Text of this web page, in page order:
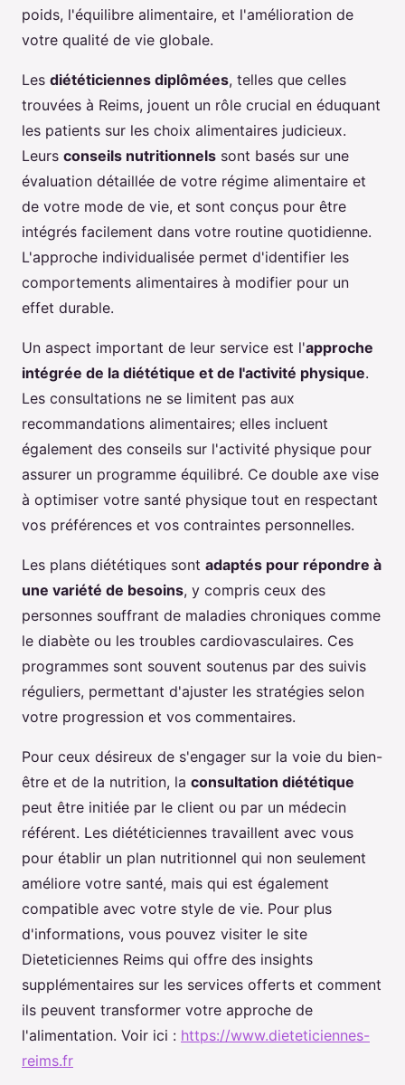
poids, l'équilibre alimentaire, et l'amélioration de
votre qualité de vie globale.
Les diététiciennes diplômées, telles que celles
trouvées à Reims, jouent un rôle crucial en éduquant
les patients sur les choix alimentaires judicieux.
Leurs conseils nutritionnels sont basés sur une
évaluation détaillée de votre régime alimentaire et
de votre mode de vie, et sont conçus pour être
intégrés facilement dans votre routine quotidienne.
L'approche individualisée permet d'identifier les
comportements alimentaires à modifier pour un
effet durable.
Un aspect important de leur service est l'approche
intégrée de la diététique et de l'activité physique.
Les consultations ne se limitent pas aux
recommandations alimentaires; elles incluent
également des conseils sur l'activité physique pour
assurer un programme équilibré. Ce double axe vise
à optimiser votre santé physique tout en respectant
vos préférences et vos contraintes personnelles.
Les plans diététiques sont adaptés pour répondre à
une variété de besoins, y compris ceux des
personnes souffrant de maladies chroniques comme
le diabète ou les troubles cardiovasculaires. Ces
programmes sont souvent soutenus par des suivis
réguliers, permettant d'ajuster les stratégies selon
votre progression et vos commentaires.
Pour ceux désireux de s'engager sur la voie du bien-
être et de la nutrition, la consultation diététique
peut être initiée par le client ou par un médecin
référent. Les diététiciennes travaillent avec vous
pour établir un plan nutritionnel qui non seulement
améliore votre santé, mais qui est également
compatible avec votre style de vie. Pour plus
d'informations, vous pouvez visiter le site
Dieteticiennes Reims qui offre des insights
supplémentaires sur les services offerts et comment
ils peuvent transformer votre approche de
l'alimentation. Voir ici : https://www.dieteticiennes-
reims.fr